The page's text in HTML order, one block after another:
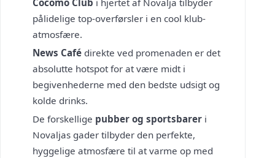
Cocomo Club i hjertet af Novalja tilbyder
pålidelige top-overførsler i en cool klub-
atmosfære.
News Café direkte ved promenaden er det
absolutte hotspot for at være midt i
begivenhederne med den bedste udsigt og
kolde drinks.
De forskellige pubber og sportsbarer i
Novaljas gader tilbyder den perfekte,
hyggelige atmosfære til at varme op med